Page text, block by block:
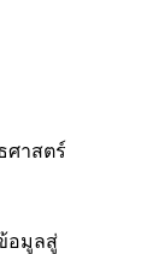
ศาสตร์
อมูลสู่